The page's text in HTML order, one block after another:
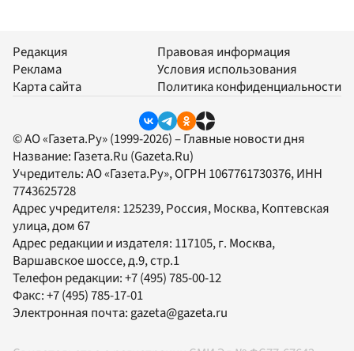
Редакция
Реклама
Карта сайта
Правовая информация
Условия использования
Политика конфиденциальности
© АО «Газета.Ру» (1999-2026) – Главные новости дня
Название: Газета.Ru (Gazeta.Ru)
Учредитель:АО «Газета.Ру», ОГРН 1067761730376, ИНН
7743625728
Адрес учредителя: 125239, Россия, Москва, Коптевская
улица, дом 67
Адрес редакции и издателя: 117105, г. Москва,
Варшавское шоссе, д.9, стр.1
Телефон редакции:+7 (495) 785-00-12
Факс:+7 (495) 785-17-01
Электронная почта: gazeta@gazeta.ru